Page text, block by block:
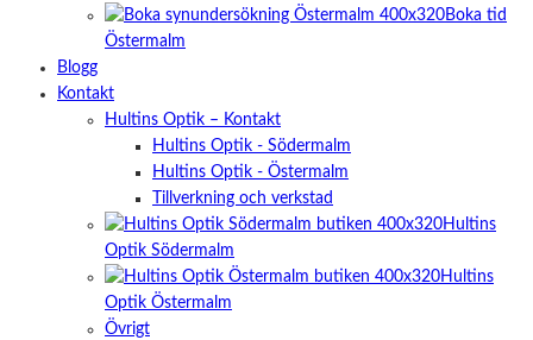
Boka tid
Östermalm
Blogg
Kontakt
Hultins Optik – Kontakt
Hultins Optik - Södermalm
Hultins Optik - Östermalm
Tillverkning och verkstad
Hultins
Optik Södermalm
Hultins
Optik Östermalm
Övrigt